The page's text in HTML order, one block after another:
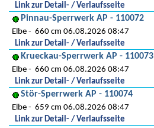
Link zur Detail- / Verlaufsseite
Pinnau-Sperrwerk AP - 110072
Elbe
660 cm 06.08.2026 08:47
Link zur Detail- / Verlaufsseite
Krueckau-Sperrwerk AP - 110073
Elbe
660 cm 06.08.2026 08:47
Link zur Detail- / Verlaufsseite
Stör-Sperrwerk AP - 110074
Elbe
659 cm 06.08.2026 08:47
Link zur Detail- / Verlaufsseite